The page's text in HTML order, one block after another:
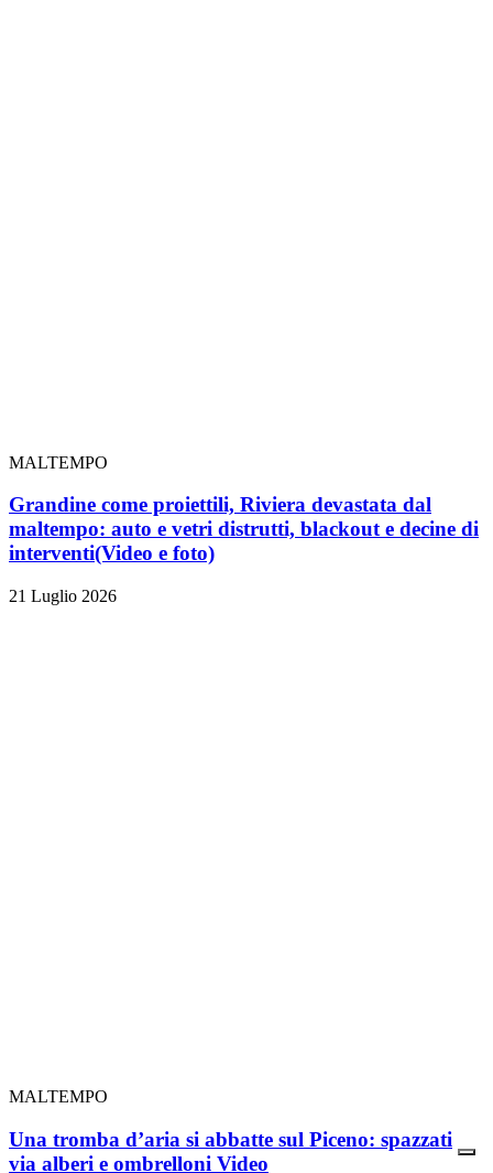
MALTEMPO
Grandine come proiettili, Riviera devastata dal
maltempo: auto e vetri distrutti, blackout e decine di
interventi(Video e foto)
21 Luglio 2026
MALTEMPO
Una tromba d’aria si abbatte sul Piceno: spazzati
via alberi e ombrelloni Video